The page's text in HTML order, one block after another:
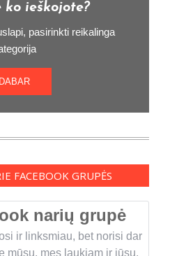
ieškojote?
pasirinkti reikalinga
DABAR
FACEBOOK GRUPĖS
narių grupė
ir linksmiau, bet norisi dar
mūsų, mes laukiam ir jūsų.